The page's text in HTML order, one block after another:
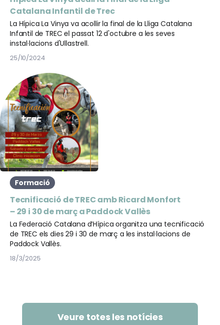
Catalana Infantil de Trec
La Hípica La Vinya va acollir la final de la Lliga Catalana
Infantil de TREC el passat 12 d'octubre a les seves
instal·lacions d'Ullastrell.
25/10/2024
Formació
Tecnificació de TREC amb Ricard Monfort
– 29 i 30 de març a Paddock Vallès
La Federació Catalana d’Hípica organitza una tecnificació
de TREC els dies 29 i 30 de març a les instal·lacions de
Paddock Vallès.
18/3/2025
Veure totes les notícies